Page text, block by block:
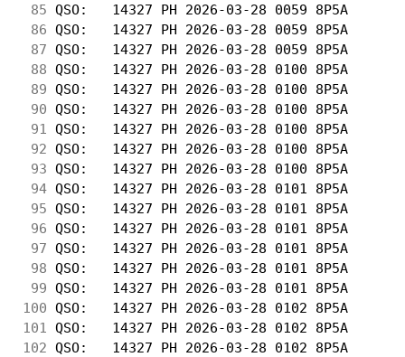
85 QSO:   14327 PH 2026-03-28 0059
86 QSO:   14327 PH 2026-03-28 0059
87 QSO:   14327 PH 2026-03-28 0059
88 QSO:   14327 PH 2026-03-28 0100
89 QSO:   14327 PH 2026-03-28 0100
90 QSO:   14327 PH 2026-03-28 0100
91
QSO:   14327 PH 2026-03-28 0100
92 QSO:   14327 PH 2026-03-28 0100
93 QSO:   14327 PH 2026-03-28 0100
94 QSO:   14327 PH 2026-03-28 0101
95 QSO:   14327 PH 2026-03-28 0101
96 QSO:   14327 PH 2026-03-28 0101
97 QSO:   14327 PH 2026-03-28 0101
98 QSO:   14327 PH 2026-03-28 0101
99 QSO:   14327 PH 2026-03-28 0101
100 QSO:   14327 PH 2026-03-28 0102
101
QSO:   14327 PH 2026-03-28 0102
102 QSO:   14327 PH 2026-03-28 0102